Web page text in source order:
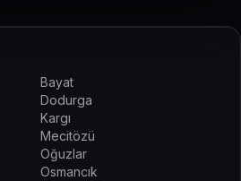
Bayat
Dodurga
Kargı
Mecitözü
Oğuzlar
Osmancık